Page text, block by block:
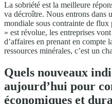
La sobriété est la meilleure
va décroître. Nous entrons dans
mondiale sous contrainte de flux
» est révolue, les entreprises
d’affaires en prenant en compte
ressources minérales, c’est un
Quels nouveaux
aujourd’hui pour
économiques et